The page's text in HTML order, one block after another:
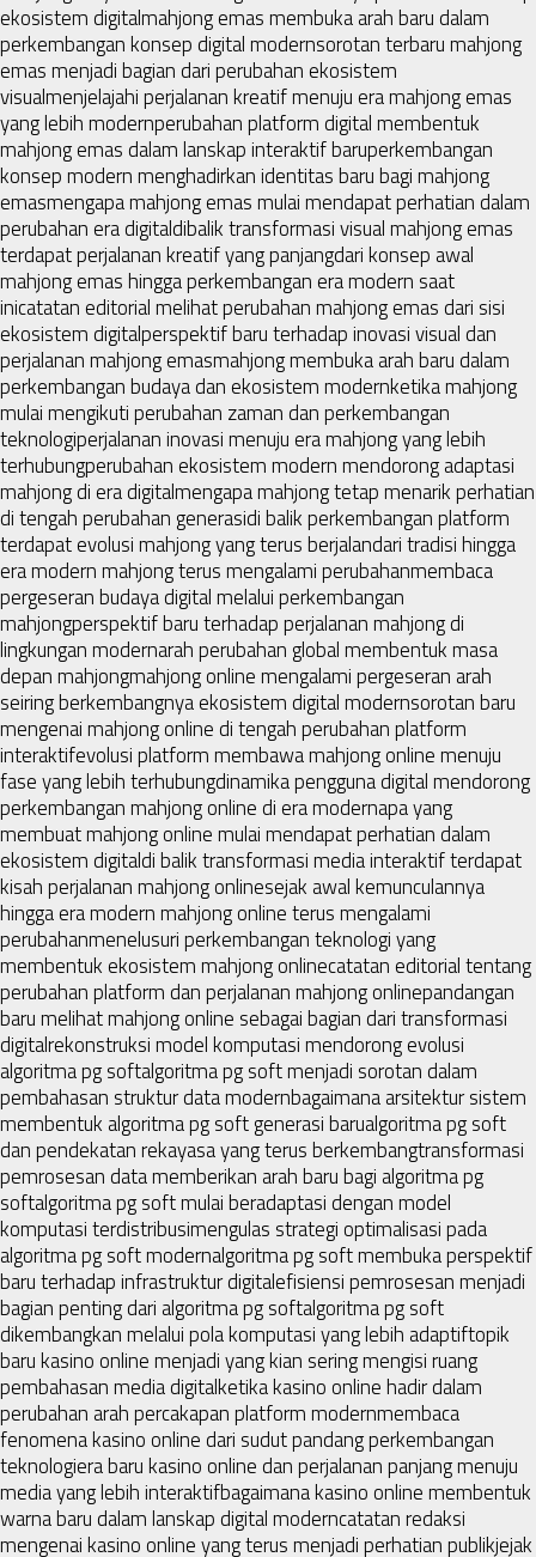
ekosistem digitalmahjong emas membuka arah baru dalam
perkembangan konsep digital modernsorotan terbaru mahjong
emas menjadi bagian dari perubahan ekosistem
visualmenjelajahi perjalanan kreatif menuju era mahjong emas
yang lebih modernperubahan platform digital membentuk
mahjong emas dalam lanskap interaktif baruperkembangan
konsep modern menghadirkan identitas baru bagi mahjong
emasmengapa mahjong emas mulai mendapat perhatian dalam
perubahan era digitaldibalik transformasi visual mahjong emas
terdapat perjalanan kreatif yang panjangdari konsep awal
mahjong emas hingga perkembangan era modern saat
inicatatan editorial melihat perubahan mahjong emas dari sisi
ekosistem digitalperspektif baru terhadap inovasi visual dan
perjalanan mahjong emasmahjong membuka arah baru dalam
perkembangan budaya dan ekosistem modernketika mahjong
mulai mengikuti perubahan zaman dan perkembangan
teknologiperjalanan inovasi menuju era mahjong yang lebih
terhubungperubahan ekosistem modern mendorong adaptasi
mahjong di era digitalmengapa mahjong tetap menarik perhatian
di tengah perubahan generasidi balik perkembangan platform
terdapat evolusi mahjong yang terus berjalandari tradisi hingga
era modern mahjong terus mengalami perubahanmembaca
pergeseran budaya digital melalui perkembangan
mahjongperspektif baru terhadap perjalanan mahjong di
lingkungan modernarah perubahan global membentuk masa
depan mahjongmahjong online mengalami pergeseran arah
seiring berkembangnya ekosistem digital modernsorotan baru
mengenai mahjong online di tengah perubahan platform
interaktifevolusi platform membawa mahjong online menuju
fase yang lebih terhubungdinamika pengguna digital mendorong
perkembangan mahjong online di era modernapa yang
membuat mahjong online mulai mendapat perhatian dalam
ekosistem digitaldi balik transformasi media interaktif terdapat
kisah perjalanan mahjong onlinesejak awal kemunculannya
hingga era modern mahjong online terus mengalami
perubahanmenelusuri perkembangan teknologi yang
membentuk ekosistem mahjong onlinecatatan editorial tentang
perubahan platform dan perjalanan mahjong onlinepandangan
baru melihat mahjong online sebagai bagian dari transformasi
digitalrekonstruksi model komputasi mendorong evolusi
algoritma pg softalgoritma pg soft menjadi sorotan dalam
pembahasan struktur data modernbagaimana arsitektur sistem
membentuk algoritma pg soft generasi barualgoritma pg soft
dan pendekatan rekayasa yang terus berkembangtransformasi
pemrosesan data memberikan arah baru bagi algoritma pg
softalgoritma pg soft mulai beradaptasi dengan model
komputasi terdistribusimengulas strategi optimalisasi pada
algoritma pg soft modernalgoritma pg soft membuka perspektif
baru terhadap infrastruktur digitalefisiensi pemrosesan menjadi
bagian penting dari algoritma pg softalgoritma pg soft
dikembangkan melalui pola komputasi yang lebih adaptiftopik
baru kasino online menjadi yang kian sering mengisi ruang
pembahasan media digitalketika kasino online hadir dalam
perubahan arah percakapan platform modernmembaca
fenomena kasino online dari sudut pandang perkembangan
teknologiera baru kasino online dan perjalanan panjang menuju
media yang lebih interaktifbagaimana kasino online membentuk
warna baru dalam lanskap digital moderncatatan redaksi
mengenai kasino online yang terus menjadi perhatian publikjejak